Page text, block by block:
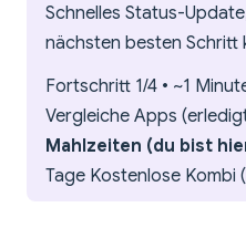
Schnelles Status-
nächsten besten Schritt
Fortschritt 1/4 • ~1
Vergleiche Apps
Mahlzeiten (du bist
Tage Kostenlose Kombi